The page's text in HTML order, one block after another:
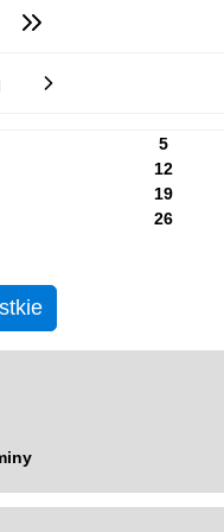
następny rok
następny miesiąc
5
12
19
26